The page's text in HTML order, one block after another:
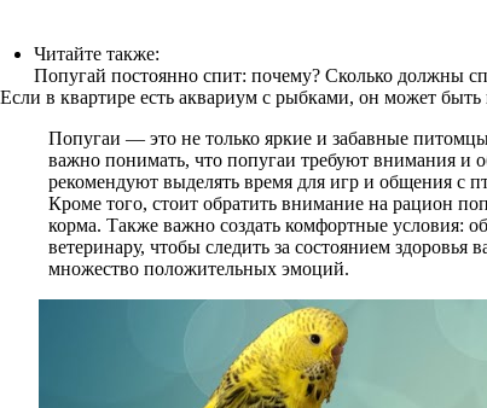
Читайте также:
Попугай постоянно спит: почему? Сколько должны
Если в квартире есть аквариум с рыбками, он может
Попугаи — это не только яркие и забавные
важно понимать, что попугаи требуют внимания и
рекомендуют выделять время для игр и общения с
Кроме того, стоит обратить внимание на рацион
корма. Также важно создать комфортные условия:
ветеринару, чтобы следить за состоянием
множество положительных эмоций.